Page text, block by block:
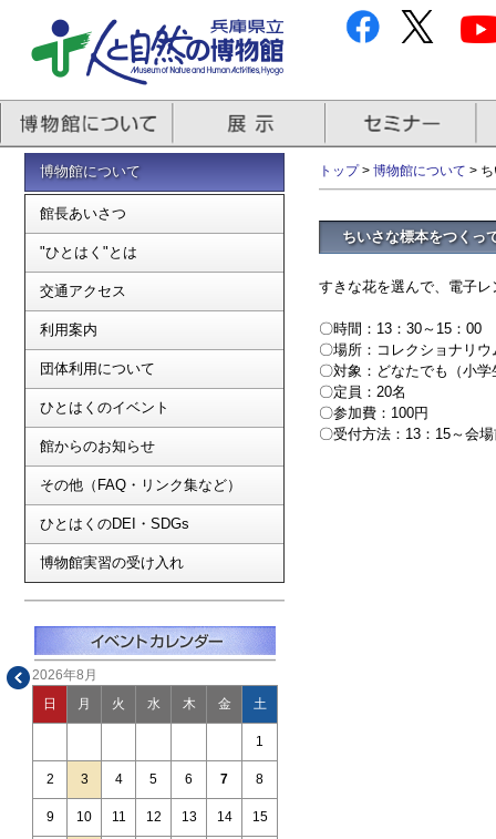
博物館について
館長あいさつ
"ひとはく"とは
交通アクセス
利用案内
団体利用について
ひとはくのイベント
館からのお知らせ
その他（FAQ・リンク集など）
ひとはくのDEI・SDGs
博物館実習の受け入れ
2026年8月
日 月 火 水 木 金 土
1
2 3 4 5 6 7 8
9 10 11 12 13 14 15
トップ> 博物館について >
ちいさな標本をつくっ
すきな花を選んで、電子
〇時間：13：30～15：00
〇場所：コレクショナリ
〇対象：どなたでも（小
〇定員：20名
〇参加費：100円
〇受付方法：13：15～会